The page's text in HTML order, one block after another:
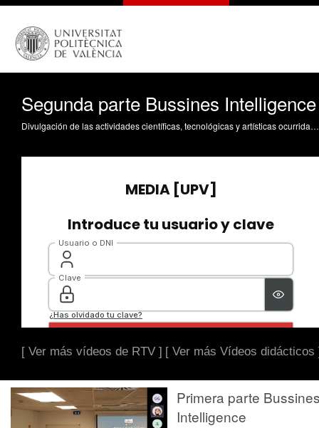
Segunda parte Bussines Intelligence
Divulgación de las actividades científicas, tecnológicas y artísticas ocurridas en los tres campus de la UPV
[ Ver más vídeos de RTV ] [ Ver más Vídeos didácticos
Primera parte
Intelligence